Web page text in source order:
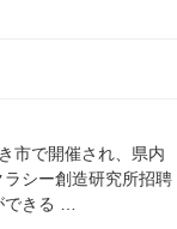
市で開催され、県内
シー創造研究所招聘
できる …